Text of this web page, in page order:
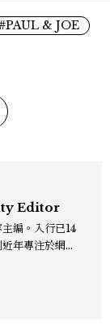
& JOE
Editor
編。入行已14
年專注於網路
等與美有關的
力，深入報導